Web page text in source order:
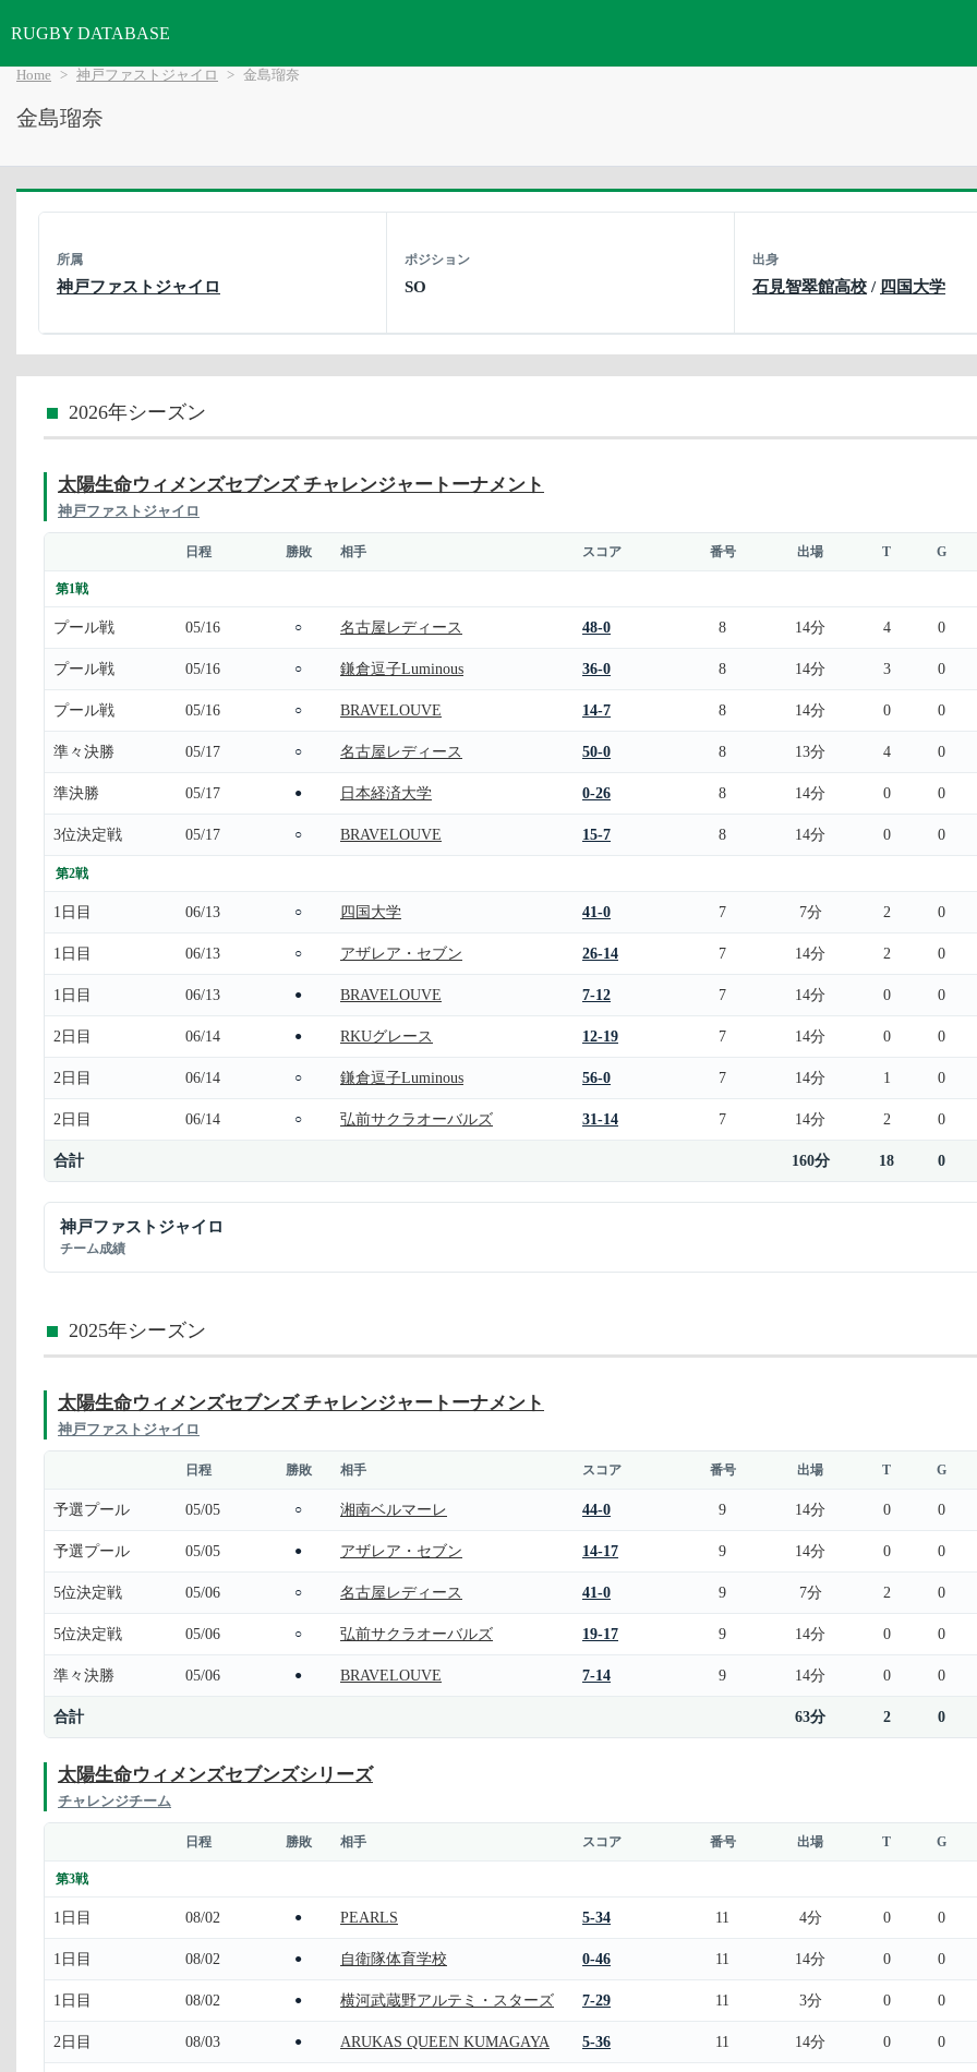
RUGBY DATABASE
Home 神戸ファストジャイロ 金島瑠奈
金島瑠奈
所属
神戸ファストジャイロ
ポジション
SO
出身
石見智翠館高校 / 四国大学
2026年シーズン
太陽生命ウィメンズセブンズ チャレンジャートーナメント
神戸ファストジャイロ
日程 勝敗 相手 スコア 番号 出場 T G
第1戦
プール戦 05/16 ○ 名古屋レディース 48-0 8 14分 4 0
プール戦 05/16 ○ 鎌倉逗子Luminous 36-0 8 14分 3 0
プール戦 05/16 ○ BRAVELOUVE 14-7 8 14分 0 0
準々決勝 05/17 ○ 名古屋レディース 50-0 8 13分 4 0
準決勝 05/17 ● 日本経済大学 0-26 8 14分 0 0
3位決定戦 05/17 ○ BRAVELOUVE 15-7 8 14分 0 0
第2戦
1日目 06/13 ○ 四国大学 41-0 7 7分 2 0
1日目 06/13 ○ アザレア・セブン 26-14 7 14分 2 0
1日目 06/13 ● BRAVELOUVE 7-12 7 14分 0 0
2日目 06/14 ● RKUグレース 12-19 7 14分 0 0
2日目 06/14 ○ 鎌倉逗子Luminous 56-0 7 14分 1 0
2日目 06/14 ○ 弘前サクラオーバルズ 31-14 7 14分 2 0
合計 160分 18 0
神戸ファストジャイロ
チーム成績
2025年シーズン
太陽生命ウィメンズセブンズ チャレンジャートーナメント
神戸ファストジャイロ
日程 勝敗 相手 スコア 番号 出場 T G
予選プール 05/05 ○ 湘南ベルマーレ 44-0 9 14分 0 0
予選プール 05/05 ● アザレア・セブン 14-17 9 14分 0 0
5位決定戦 05/06 ○ 名古屋レディース 41-0 9 7分 2 0
5位決定戦 05/06 ○ 弘前サクラオーバルズ 19-17 9 14分 0 0
準々決勝 05/06 ● BRAVELOUVE 7-14 9 14分 0 0
合計 63分 2 0
太陽生命ウィメンズセブンズシリーズ
チャレンジチーム
日程 勝敗 相手 スコア 番号 出場 T G
第3戦
1日目 08/02 ● PEARLS 5-34 11 4分 0 0
1日目 08/02 ● 自衛隊体育学校 0-46 11 14分 0 0
1日目 08/02 ● 横河武蔵野アルテミ・スターズ 7-29 11 3分 0 0
2日目 08/03 ● ARUKAS QUEEN KUMAGAYA 5-36 11 14分 0 0